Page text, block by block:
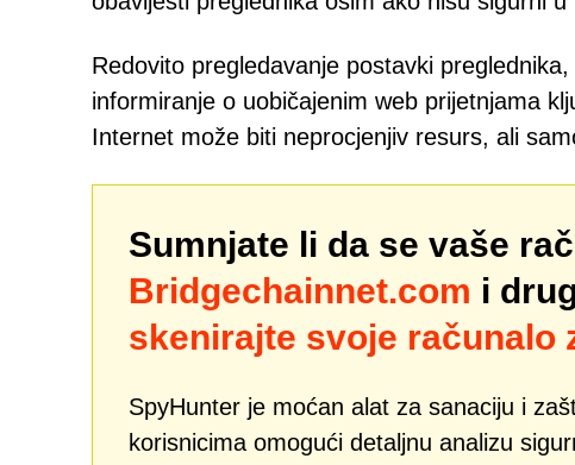
Redovito pregledavanje postavki
informiranje o uobičajenim web prijetnjama
Internet može biti neprocjenjiv resurs, ali
Sumnjate li da se vaše
Bridgechainnet.com i
skenirajte svoje računalo
SpyHunter je moćan alat za sanaciju i
korisnicima omogući detaljnu analizu